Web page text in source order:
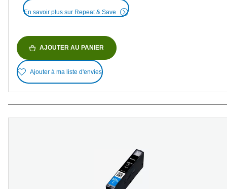
En savoir plus sur Repeat & Save
AJOUTER AU PANIER
Ajouter à ma liste d'envies